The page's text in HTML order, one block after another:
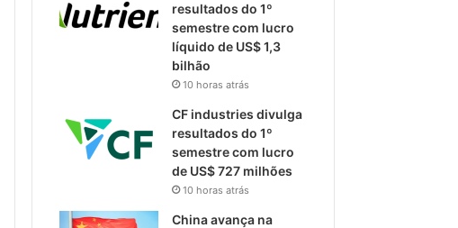
resultados do 1º
semestre com lucro
líquido de US$ 1,3
bilhão
10 horas atrás
CF industries divulga
resultados do 1º
semestre com lucro
de US$ 727 milhões
10 horas atrás
China avança na